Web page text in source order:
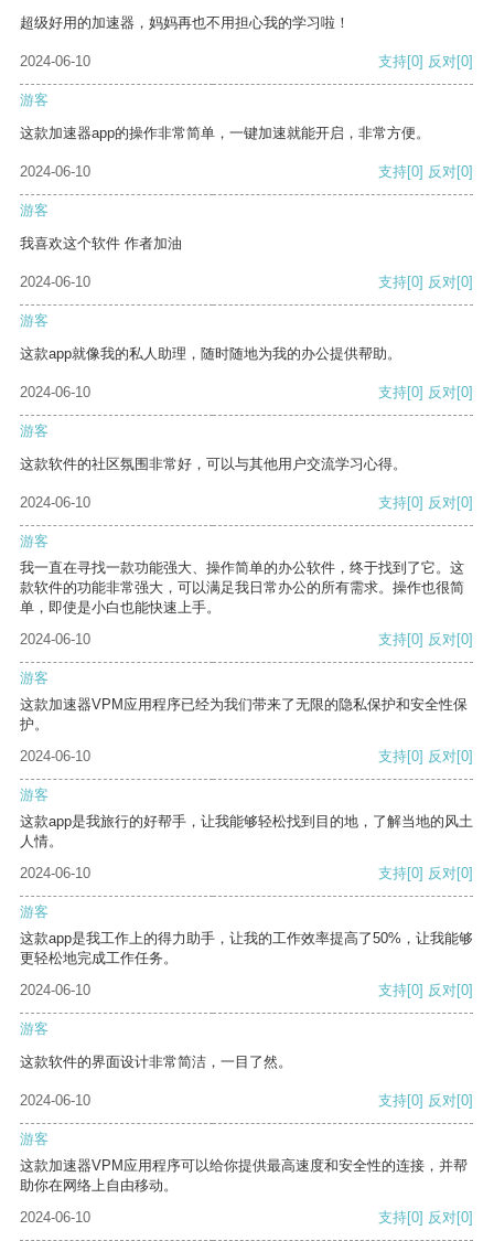
超级好用的加速器，妈妈再也不用担心我的学习啦！
2024-06-10 支持[0] 反对[0]
游客
这款加速器app的操作非常简单，一键加速就能开启，非常方便。
2024-06-10 支持[0] 反对[0]
游客
我喜欢这个软件 作者加油
2024-06-10 支持[0] 反对[0]
游客
这款app就像我的私人助理，随时随地为我的办公提供帮助。
2024-06-10 支持[0] 反对[0]
游客
这款软件的社区氛围非常好，可以与其他用户交流学习心得。
2024-06-10 支持[0] 反对[0]
游客
我一直在寻找一款功能强大、操作简单的办公软件，终于找到了它。这
款软件的功能非常强大，可以满足我日常办公的所有需求。操作也很简
单，即使是小白也能快速上手。
2024-06-10
支持[0] 反对[0]
游客
这款加速器VPM应用程序已经为我们带来了无限的隐私保护和安全性保
护。
2024-06-10
支持[0] 反对[0]
游客
这款app是我旅行的好帮手，让我能够轻松找到目的地，了解当地的风土
人情。
2024-06-10
支持[0] 反对[0]
游客
这款app是我工作上的得力助手，让我的工作效率提高了50%，让我能够
更轻松地完成工作任务。
2024-06-10
支持[0] 反对[0]
游客
这款软件的界面设计非常简洁，一目了然。
2024-06-10 支持[0] 反对[0]
游客
这款加速器VPM应用程序可以给你提供最高速度和安全性的连接，并帮
助你在网络上自由移动。
2024-06-10
支持[0] 反对[0]